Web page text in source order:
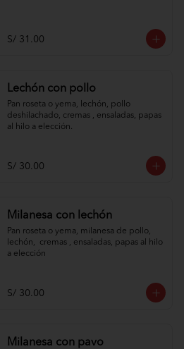
S/ 31.00
Lechón con pollo
Pan roseta o yema, lechón, pollo
deshilachado, cremas , ensaladas, papas
al hilo a elección.
S/ 30.00
Milanesa con lechón
Pan roseta o yema, milanesa de pollo,
lechón,  cremas , ensaladas, papas al hilo
a elección
S/ 30.00
Milanesa con pavo